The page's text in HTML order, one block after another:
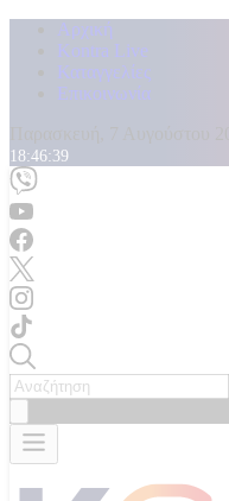
Αρχική
Kontra Live
Καταγγελίες
Επικοινωνία
18:46:41